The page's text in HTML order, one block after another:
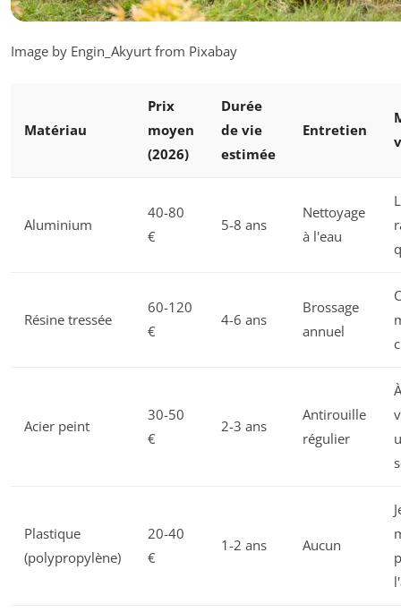
Image by Engin_Akyurt from Pixabay
Matériau
Prix
moyen
(2026)
Durée
de vie
estimée
Entretien
Aluminium
40-80
€
5-8 ans
Nettoyage
à l'eau
Résine tressée
60-120
€
4-6 ans
Brossage
annuel
Acier peint
30-50
€
2-3 ans
Antirouille
régulier
Plastique
(polypropylène)
20-40
€
1-2 ans Aucun